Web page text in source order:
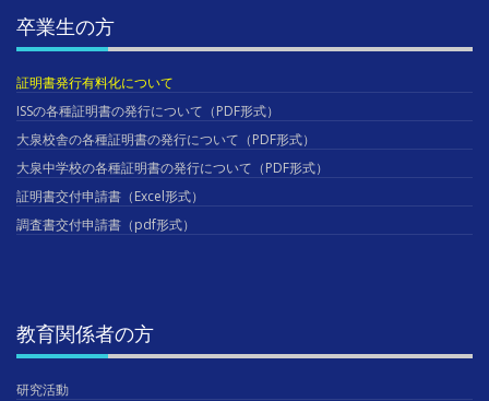
卒業生の方
証明書発行有料化について
ISSの各種証明書の発行について（PDF形式）
大泉校舎の各種証明書の発行について（PDF形式）
大泉中学校の各種証明書の発行について（PDF形式）
証明書交付申請書（Excel形式）
調査書交付申請書（pdf形式）
教育関係者の方
研究活動